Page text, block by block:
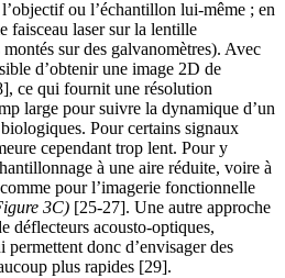
ou l’échantillon lui-même ; en
faisceau laser sur la lentille
sur des galvanomètres). Avec
d’obtenir une image 2D de
ce qui fournit une résolution
large pour suivre la dynamique d’un
Pour certains signaux
cependant trop lent. Pour y
à une aire réduite, voire à
pour l’imagerie fonctionnelle
3C) [25-27]. Une autre approche
déflecteurs acousto-optiques,
donc d’envisager des
plus rapides [29].